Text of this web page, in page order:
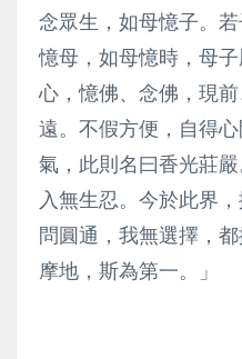
念眾生，如母憶子。
憶母，如母憶時，母
心，憶佛、念佛，現
遠。不假方便，自得
氣，此則名曰香光莊
入無生忍。今於此界
問圓通，我無選擇，
摩地，斯為第一。」